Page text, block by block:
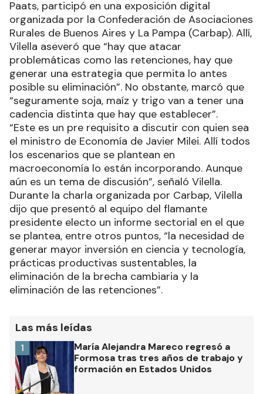
Paats, participó en una exposición digital
organizada por la Confederación de Asociaciones
Rurales de Buenos Aires y La Pampa (Carbap). Allí,
Vilella aseveró que “hay que atacar
problemáticas como las retenciones, hay que
generar una estrategia que permita lo antes
posible su eliminación”. No obstante, marcó que
“seguramente soja, maíz y trigo van a tener una
cadencia distinta que hay que establecer”.
“Este es un pre requisito a discutir con quien sea
el ministro de Economía de Javier Milei. Allí todos
los escenarios que se plantean en
macroeconomía lo están incorporando. Aunque
aún es un tema de discusión”, señaló Vilella.
Durante la charla organizada por Carbap, Vilella
dijo que presentó al equipo del flamante
presidente electo un informe sectorial en el que
se plantea, entre otros puntos, “la necesidad de
generar mayor inversión en ciencia y tecnología,
prácticas productivas sustentables, la
eliminación de la brecha cambiaria y la
eliminación de las retenciones”.
Las más leídas
María Alejandra Mareco regresó a
Formosa tras tres años de trabajo y
formación en Estados Unidos
1